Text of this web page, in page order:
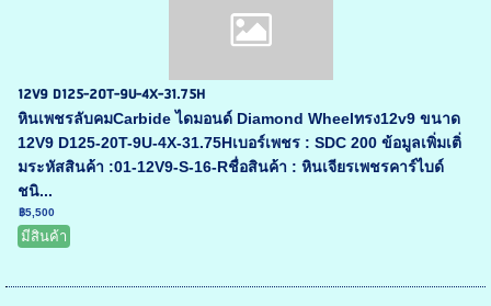
12V9 D125-20T-9U-4X-31.75H
หินเพชรลับคมCarbide ไดมอนด์ Diamond Wheelทรง12v9 ขนาด
12V9 D125-20T-9U-4X-31.75Hเบอร์เพชร : SDC 200 ข้อมูลเพิ่มเติ่
มระหัสสินค้า :01-12V9-S-16-Rชื่อสินค้า : หินเจียรเพชรคาร์ไบด์
ชนิ...
฿5,500
มีสินค้า